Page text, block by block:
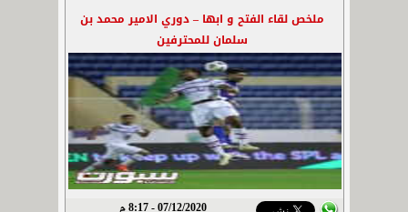
ملخص لقاء الفتح و ابها – دوري الامير محمد بن
سلمان للمحترفين